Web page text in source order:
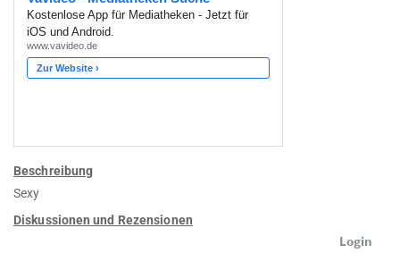
Beschreibung
Sexy
Diskussionen und Rezensionen
Login